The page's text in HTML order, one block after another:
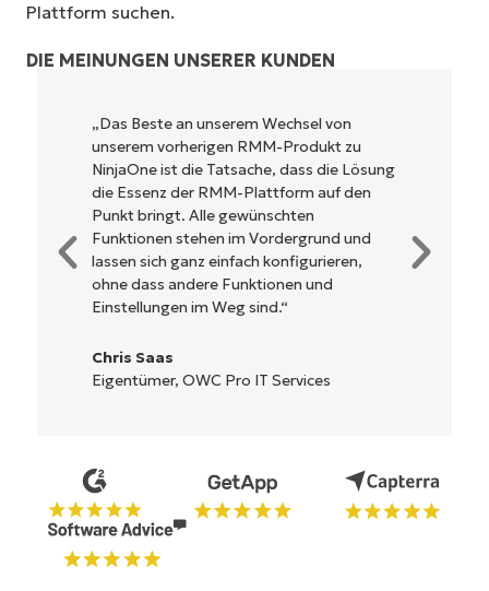
Plattform suchen.
DIE MEINUNGEN UNSERER KUNDEN
NinjaOne ist unglaublich leicht zu bedienen
und kombiniert ein schnelles Interface mit
leistungsstarken Funktionen im Backend.
Es muss nicht erst kompliziert eingerichtet
werden und verzichtet auf eine komplexe
Steuerung. Alle Optionen und Tools sind
klar beschrieben, einfach zu verstehen und
die Benutzeroberfläche ist leicht zu
bedienen.
Ryan Reiffenberger
Reiffenberger.NET Technology Solutions
Testversion
Keine Kreditkarte erforderlich, voller Zugriff auf
alle Funktionen